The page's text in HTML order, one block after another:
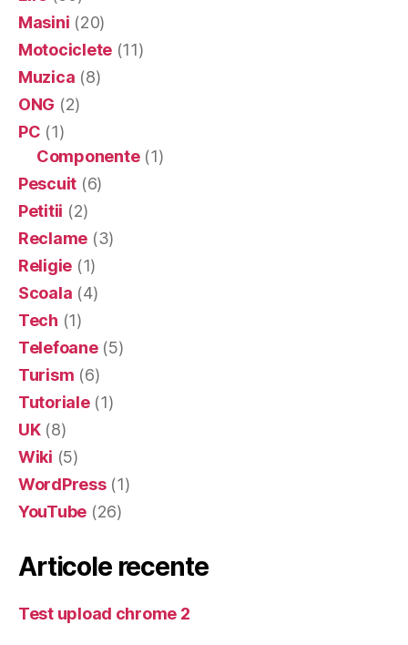
Masini (20)
Motociclete (11)
Muzica (8)
ONG (2)
PC (1)
Componente(1)
Pescuit (6)
Petitii (2)
Reclame (3)
Religie (1)
Scoala (4)
Tech (1)
Telefoane(5)
Turism (6)
Tutoriale(1)
UK(8)
Wiki (5)
WordPress(1)
YouTube (26)
Articole recente
Test upload chrome 2